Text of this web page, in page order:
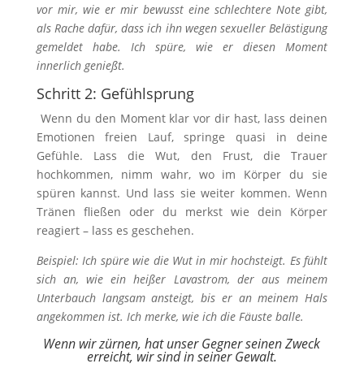
vor mir, wie er mir bewusst eine schlechtere Note gibt,
als Rache dafür, dass ich ihn wegen sexueller Belästigung
gemeldet habe. Ich spüre, wie er diesen Moment
innerlich genießt.
Schritt 2: Gefühlsprung
Wenn du den Moment klar vor dir hast, lass deinen
Emotionen freien Lauf, springe quasi in deine
Gefühle. Lass die Wut, den Frust, die Trauer
hochkommen, nimm wahr, wo im Körper du sie
spüren kannst. Und lass sie weiter kommen. Wenn
Tränen fließen oder du merkst wie dein Körper
reagiert – lass es geschehen.
Beispiel: Ich spüre wie die Wut in mir hochsteigt. Es fühlt
sich an, wie ein heißer Lavastrom, der aus meinem
Unterbauch langsam ansteigt, bis er an meinem Hals
angekommen ist. Ich merke, wie ich die Fäuste balle.
Wenn wir zürnen, hat unser Gegner seinen Zweck
erreicht, wir sind in seiner Gewalt.